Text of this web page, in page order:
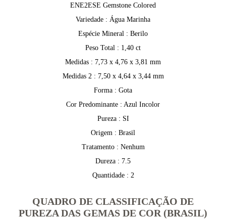
ENE2ESE Gemstone Colored
Variedade : Água Marinha
Espécie Mineral : Berilo
Peso Total : 1,40 ct
Medidas : 7,73 x 4,76 x 3,81 mm
Medidas 2 : 7,50 x 4,64 x 3,44 mm
Forma : Gota
Cor Predominante : Azul Incolor
Pureza : SI
Origem : Brasil
Tratamento : Nenhum
Dureza : 7.5
Quantidade : 2
QUADRO DE CLASSIFICAÇÃO DE
PUREZA DAS GEMAS DE COR (BRASIL)